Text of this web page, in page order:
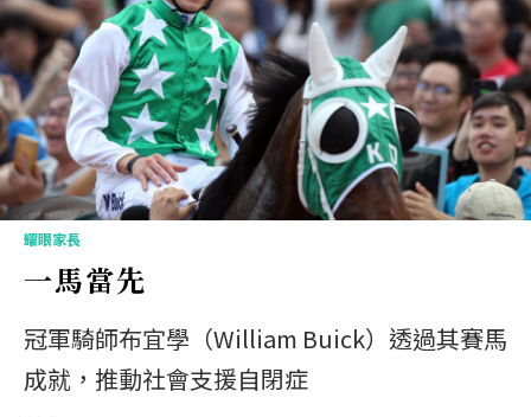
深度對話
日常生活
支援指南 新功能
ASK OPTISM 升級版
登入
© 2026 21 Concepts Ltd. 版權所有。
耀眼家長
一馬當先
冠軍騎師布宜學（William Buick）透過其賽馬
成就，推動社會支援自閉症